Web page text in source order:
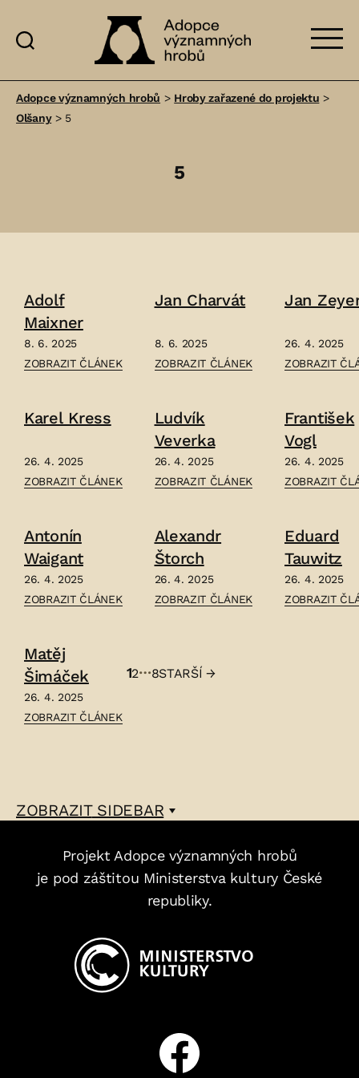
významných
Adopce významných hrobů > Hroby zařazené do projektu >
Olšany> 5
5
Adolf
Maixner
8. 6. 2025
ČLÁNEK:
–
ZOBRAZIT ČLÁNEK
Jan Charvát
8. 6. 2025
ČLÁNEK:
–
ZOBRAZIT ČLÁNEK
Jan
26. 4. 2025
ČLÁNEK:
–
ZOBRAZIT
Karel Kress
26. 4. 2025
ČLÁNEK:
–
ZOBRAZIT ČLÁNEK
Ludvík
Veverka
26. 4. 2025
ČLÁNEK:
–
ZOBRAZIT ČLÁNEK
František
Vogl
26. 4. 2025
ČLÁNEK:
–
ZOBRAZIT
Antonín
Waigant
26. 4. 2025
ČLÁNEK:
–
ZOBRAZIT ČLÁNEK
Alexandr
Štorch
26. 4. 2025
ČLÁNEK:
ZOBRAZIT ČLÁNEK
Eduard
Tauwitz
26. 4. 2025
ČLÁNEK:
ZOBRAZIT
Matěj
Šimáček
26. 4. 2025
ČLÁNEK:
ZOBRAZIT ČLÁNEK
Stránkování
12…8STARŠÍ→
ZOBRAZITSIDEBAR
Projekt Adopce významných hrobů
je pod záštitou Ministerstva kultury České
republiky.
Facebook